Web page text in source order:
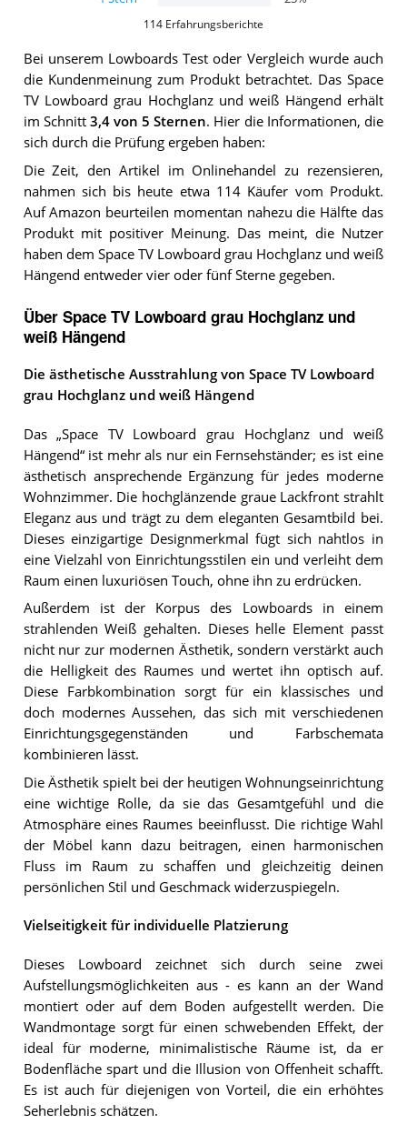
114 Erfahrungsberichte
Bei unserem Lowboards Test oder Vergleich wurde auch
die Kundenmeinung zum Produkt betrachtet. Das Space
TV Lowboard grau Hochglanz und weiß Hängend erhält
im Schnitt 3,4von 5 Sternen. Hier die Informationen, die
sich durch die Prüfung ergeben haben:
Die Zeit, den Artikel im Onlinehandel zu rezensieren,
nahmen sich bis heute etwa 114 Käufer vom Produkt.
Auf Amazon beurteilen momentan nahezu die Hälfte das
Produkt mit positiver Meinung. Das meint, die Nutzer
haben dem Space TV Lowboard grau Hochglanz und weiß
Hängend entweder vier oder fünf Sterne gegeben.
Über Space TV Lowboard grau Hochglanz und
weiß Hängend
Die ästhetische Ausstrahlung von Space TV Lowboard
grau Hochglanz und weiß Hängend
Das „Space TV Lowboard grau Hochglanz und weiß
Hängend“ ist mehr als nur ein Fernsehständer; es ist eine
ästhetisch ansprechende Ergänzung für jedes moderne
Wohnzimmer. Die hochglänzende graue Lackfront strahlt
Eleganz aus und trägt zu dem eleganten Gesamtbild bei.
Dieses einzigartige Designmerkmal fügt sich nahtlos in
eine Vielzahl von Einrichtungsstilen ein und verleiht dem
Raum einen luxuriösen Touch, ohne ihn zu erdrücken.
Außerdem ist der Korpus des Lowboards in einem
strahlenden Weiß gehalten. Dieses helle Element passt
nicht nur zur modernen Ästhetik, sondern verstärkt auch
die Helligkeit des Raumes und wertet ihn optisch auf.
Diese Farbkombination sorgt für ein klassisches und
doch modernes Aussehen, das sich mit verschiedenen
Einrichtungsgegenständen und Farbschemata
kombinieren lässt.
Die Ästhetik spielt bei der heutigen Wohnungseinrichtung
eine wichtige Rolle, da sie das Gesamtgefühl und die
Atmosphäre eines Raumes beeinflusst. Die richtige Wahl
der Möbel kann dazu beitragen, einen harmonischen
Fluss im Raum zu schaffen und gleichzeitig deinen
persönlichen Stil und Geschmack widerzuspiegeln.
Vielseitigkeit für individuelle Platzierung
Dieses Lowboard zeichnet sich durch seine zwei
Aufstellungsmöglichkeiten aus - es kann an der Wand
montiert oder auf dem Boden aufgestellt werden. Die
Wandmontage sorgt für einen schwebenden Effekt, der
ideal für moderne, minimalistische Räume ist, da er
Bodenfläche spart und die Illusion von Offenheit schafft.
Es ist auch für diejenigen von Vorteil, die ein erhöhtes
Seherlebnis schätzen.